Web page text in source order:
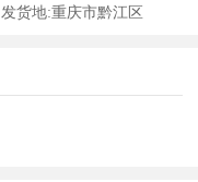
发货地:重庆市黔江区